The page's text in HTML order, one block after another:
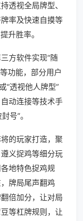
透视全局牌型、
率及快速自摸等
升胜率。
方软件实现“随
功能，部分用户
“透视他人牌型”
动连接等技术手
号”。
的玩家打造，聚
义捉鸡等细分玩
地特色捉鸡规
牌局尾声翻鸡
倍加分，让对局
等杠牌规则，让